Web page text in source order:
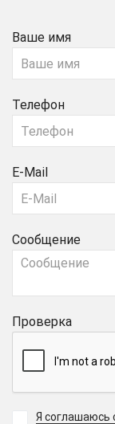
Ваше имя
Телефон
E-Mail
Сообщение
Проверка
Я соглашаюсь